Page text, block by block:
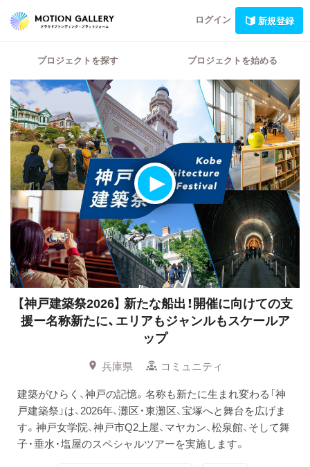
ログイン 新規登録
プロジェクトを探す プロジェクトを始める
【神戸建築祭2026】 新たな船出！開催に向けての支
援ー名称新たに、エリアもジャンルもスケールア
ップ
兵庫県
コミュニティ
建築がひらく、神戸の記憶。名称も新たに生まれ変わる「神
戸建築祭」は、2026年、灘区・東灘区、宝塚へと舞台を広げま
す。神戸女学院、神戸市Q2上屋、マヤカン、松泉館、そして舞
子・垂水・塩屋のスペシャルツアーを実施します。